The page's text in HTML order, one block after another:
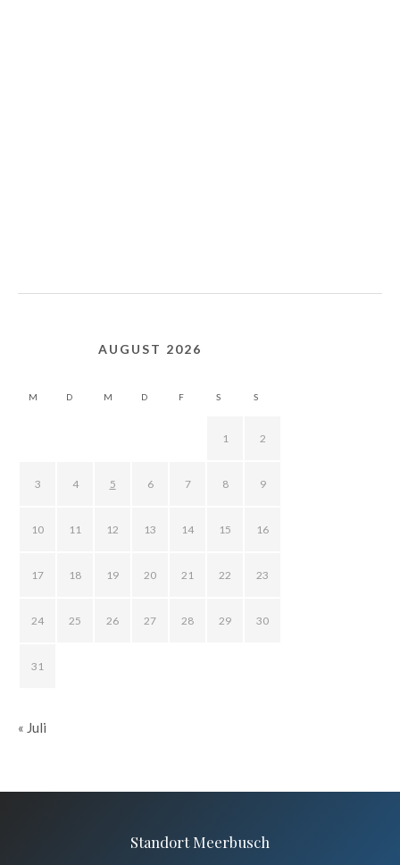
AUGUST 2026
M D M D F S S
1 2
3 4 5 6 7 8 9
10 11 12 13 14 15 16
17 18 19 20 21 22 23
24 25 26 27 28 29 30
31
« Juli
Standort Meerbusch